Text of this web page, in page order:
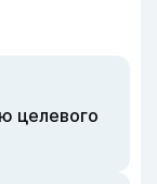
целевого